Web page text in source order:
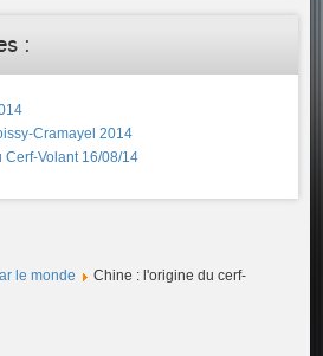
:
Cramayel 2014
Volant 16/08/14
le monde
Chine : l'origine du cerf-